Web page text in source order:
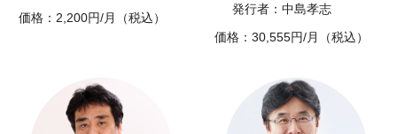
価格：2,200円/月（税込）
発行者：中島孝志
価格：30,555円/月（税込）